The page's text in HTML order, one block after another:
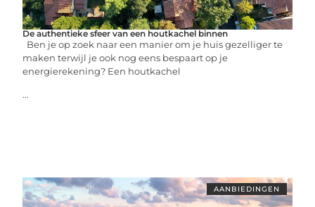
De authentieke sfeer van een houtkachel binnen
Ben je op zoek naar een manier om je huis gezelliger te
maken terwijl je ook nog eens bespaart op je
energierekening? Een houtkachel
...
AANBIEDINGEN